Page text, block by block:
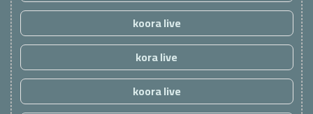
koora live
kora live
koora live